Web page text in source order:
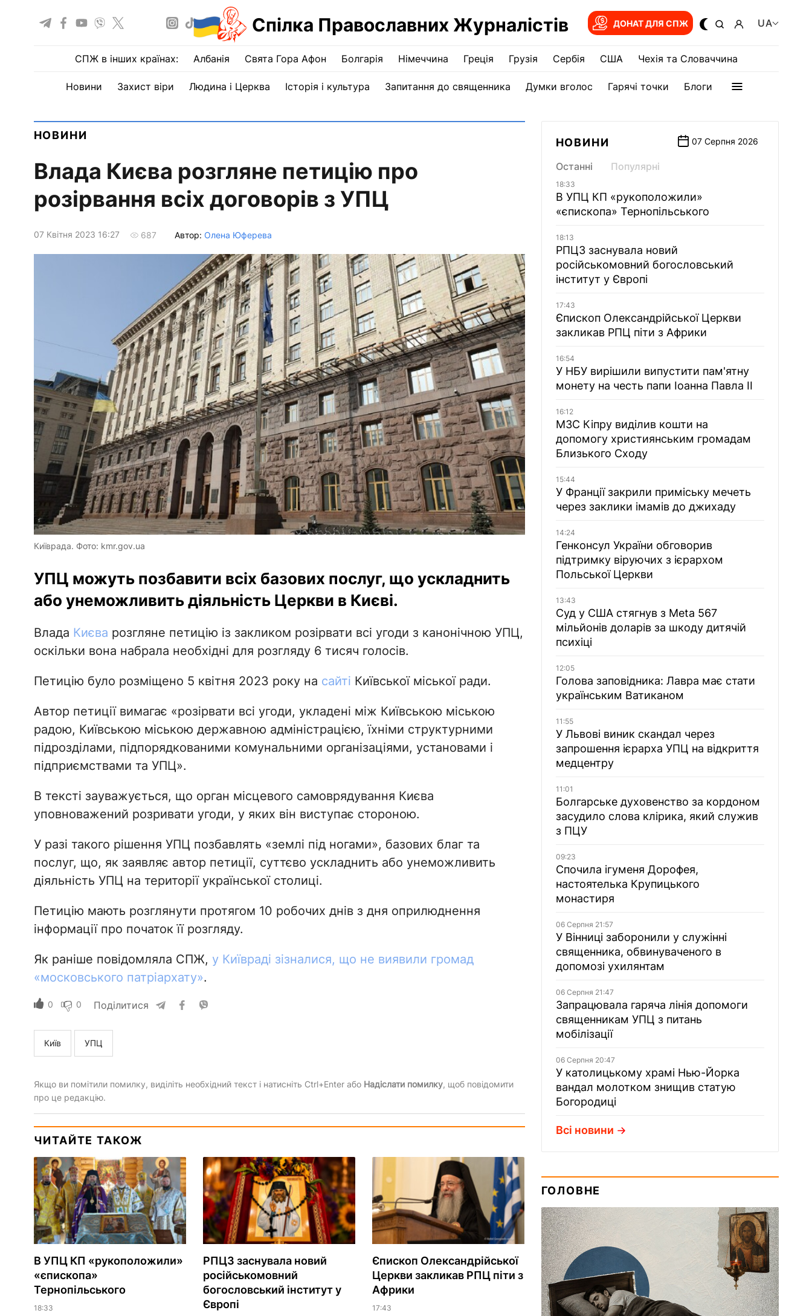
Спілка Православних Журналістів ДОНАТ ДЛЯ СПЖ UA
СПЖ в інших країнах: Албанія Свята Гора Афон Болгарія Німеччина Греція Грузія Сербія США Чехія та Словаччина
Новини Захист віри Людина і Церква Історія і культура Запитання до священника Думки вголос Гарячі точки Блоги
НОВИНИ
Влада Києва розгляне петицію про
розірвання всіх договорів з УПЦ
07 Квiтня 2023 16:27 687 Автор: Олена Юферева
Київрада. Фото: kmr.gov.ua
УПЦ можуть позбавити всіх базових послуг, що ускладнить
або унеможливить діяльність Церкви в Києві.
Влада Києва розгляне петицію із закликом розірвати всі угоди з канонічною УПЦ,
оскільки вона набрала необхідні для розгляду 6 тисяч голосів.
Петицію було розміщено 5 квітня 2023 року на сайті Київської міської ради.
Автор петиції вимагає «розірвати всі угоди, укладені між Київською міською
радою, Київською міською державною адміністрацією, їхніми структурними
підрозділами, підпорядкованими комунальними організаціями, установами і
підприємствами та УПЦ».
В тексті зауважується, що орган місцевого самоврядування Києва
уповноважений розривати угоди, у яких він виступає стороною.
У разі такого рішення УПЦ позбавлять «землі під ногами», базових благ та
послуг, що, як заявляє автор петиції, суттєво ускладнить або унеможливить
діяльність УПЦ на території української столиці.
Петицію мають розглянути протягом 10 робочих днів з дня оприлюднення
інформації про початок її розгляду.
Як раніше повідомляла СПЖ, у Київраді зізналися, що не виявили громад
«московського патріархату».
0 0 Поділитися
Київ УПЦ
Якщо ви помітили помилку, виділіть необхідний текст і натисніть Ctrl+Enter або Надіслати помилку, щоб повідомити
про це редакцію.
ЧИТАЙТЕ ТАКОЖ
В УПЦ КП «рукоположили»
«єпископа»
Тернопільського
18:33
РПЦЗ заснувала новий
російськомовний
богословський інститут у
Європі
Єпископ Олександрійської
Церкви закликав РПЦ піти з
Африки
17:43
НОВИНИ 07 Серпня 2026
Останні Популярні
18:33
В УПЦ КП «рукоположили»
«єпископа» Тернопільського
18:13
РПЦЗ заснувала новий
російськомовний богословський
інститут у Європі
17:43
Єпископ Олександрійської Церкви
закликав РПЦ піти з Африки
16:54
У НБУ вирішили випустити пам'ятну
монету на честь папи Іоанна Павла II
16:12
МЗС Кіпру виділив кошти на
допомогу християнським громадам
Близького Сходу
15:44
У Франції закрили приміську мечеть
через заклики імамів до джихаду
14:24
Генконсул України обговорив
підтримку віруючих з ієрархом
Польської Церкви
13:43
Суд у США стягнув з Meta 567
мільйонів доларів за шкоду дитячій
психіці
12:05
Голова заповідника: Лавра має стати
українським Ватиканом
11:55
У Львові виник скандал через
запрошення ієрарха УПЦ на відкриття
медцентру
11:01
Болгарське духовенство за кордоном
засудило слова клірика, який служив
з ПЦУ
09:23
Спочила ігуменя Дорофея,
настоятелька Крупицького
монастиря
06 Серпня 21:57
У Вінниці заборонили у служінні
священника, обвинуваченого в
допомозі ухилянтам
06 Серпня 21:47
Запрацювала гаряча лінія допомоги
священникам УПЦ з питань
мобілізації
06 Серпня 20:47
У католицькому храмі Нью-Йорка
вандал молотком знищив статую
Богородиці
Всі новини
ГОЛОВНЕ